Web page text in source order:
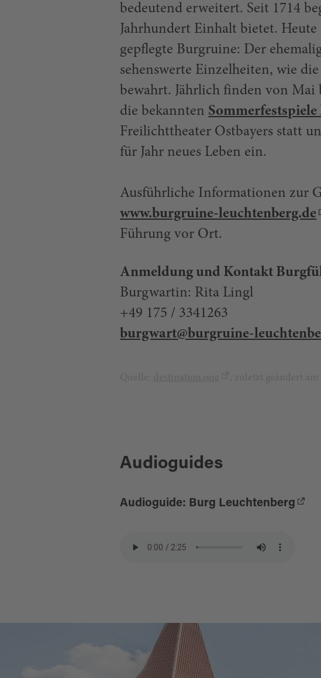
bedeutend erweitert. Seit 1714
Jahrhundert Einhalt bietet.
gepflegte Burgruine: Der
sehenswerte Einzelheiten, wie
bewahrt. Jährlich finden von
die bekannten
Freilichttheater Ostbayers statt
für Jahr neues Leben ein.
Ausführliche Informationen zur
www.burgruine-leuchtenberg.de
Führung vor Ort.
Anmeldung und Kontakt
Burgwartin: Rita Lingl
+49 175 / 3341263
burgwart@burgruine-
Audioguides
Audioguide: Burg Leuchtenberg